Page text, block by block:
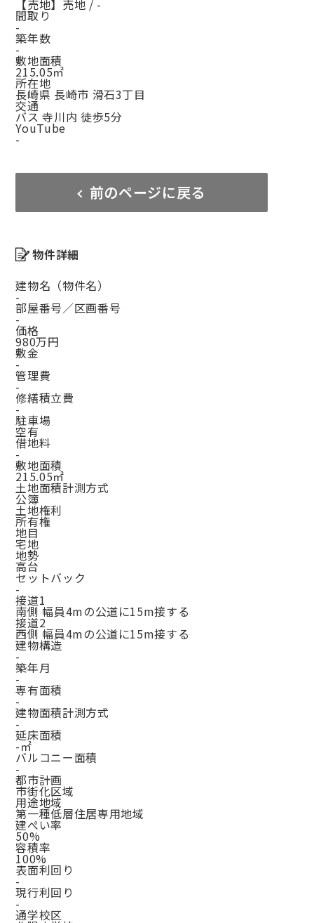
【売地】売地 / -
間取り
-
築年数
-
敷地面積
215.05㎡
所在地
長崎県 長崎市 滑石3丁目
交通
バス 寺川内 徒歩5分
YouTube
-
前のページに戻る
物件詳細
建物名（物件名）
-
部屋番号／区画番号
-
価格
980万円
敷金
-
管理費
-
修繕積立費
-
駐車場
空有
借地料
-
敷地面積
215.05㎡
土地面積計測方式
公簿
土地権利
所有権
地目
宅地
地勢
高台
セットバック
-
接道1
南側 幅員4mの公道に15m接する
接道2
西側 幅員4mの公道に15m接する
建物構造
-
築年月
-
専有面積
-
建物面積計測方式
-
延床面積
-㎡
バルコニー面積
-
都市計画
市街化区域
用途地域
第一種低層住居専用地域
建ぺい率
50%
容積率
100%
表面利回り
-
現行利回り
-
通学校区